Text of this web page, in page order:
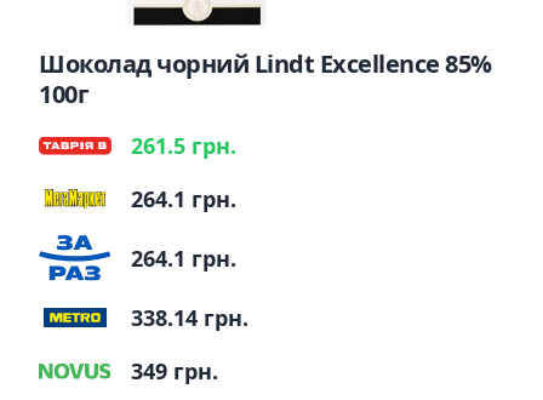
Шоколад чорний Lindt Excellence 85%
100г
261.5 грн.
264.1 грн.
264.1 грн.
338.14 грн.
349 грн.